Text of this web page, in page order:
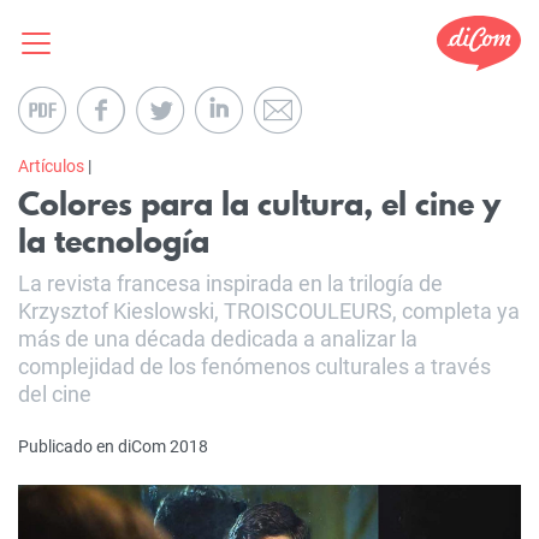
Artículos |
Colores para la cultura, el cine y
la tecnología
La revista francesa inspirada en la trilogía de
Krzysztof Kieslowski, TROISCOULEURS, completa ya
más de una década dedicada a analizar la
complejidad de los fenómenos culturales a través
del cine
Publicado en diCom 2018